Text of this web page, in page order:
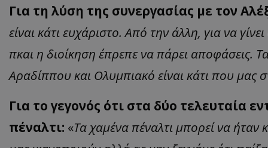
Για τη λύση της συνεργασίας με τον
είναι κάτι ευχάριστο. Από την άλλη, για να
πκαι η διοίκηση έπρεπε να πάρει αποφάσεις.
Αραδίππου και Ολυμπιακό είναι κάτι που μας
Για το γεγονός ότι στα δύο τελευταία
πέναλτι: «Τα χαμένα πέναλτι μπορεί να